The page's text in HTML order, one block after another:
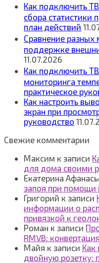
Как подключить
сбора статистики
план действий
Сравнение разных
поддержке
11.07.2026
Как подключить
мониторинга
практическое
Как настроить
экран при
руководство
Свежие комментарии
Максим к записи
для дома своими
Екатерина
запоя при помощи
Григорий к записи
информации о
привязкой к
Роман к записи
RMVB:
Майя к записи Как
двойную розетку: